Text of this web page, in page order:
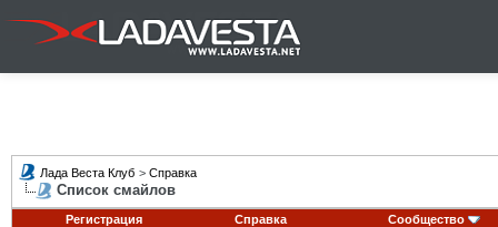
Лада Веста Клуб > Справка
Список смайлов
Регистрация Справка Сообщество